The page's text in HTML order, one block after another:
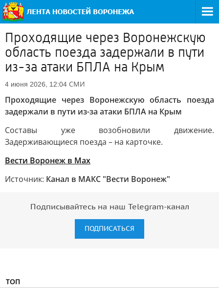
Проходящие через Воронежскую
область поезда задержали в пути
из-за атаки БПЛА на Крым
4 июня 2026, 12:04 СМИ
Проходящие через Воронежскую область поезда
задержали в пути из-за атаки БПЛА на Крым
Составы уже возобновили движение.
Задерживающиеся поезда – на карточке.
Вести Воронеж в Max
Источник: Канал в МАКС "Вести Воронеж"
Подписывайтесь на наш Telegram-канал
ПОДПИСАТЬСЯ
ТОП